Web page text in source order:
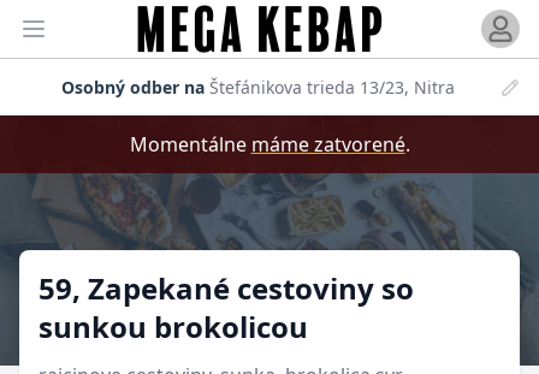
Otvoriť menu
Osobný odber naŠtefánikova trieda 13/23, Nitra
Momentálne máme zatvorené.
Produkt
59, Zapekané cestoviny so
sunkou brokolicou